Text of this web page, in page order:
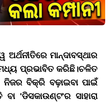
ଅର୍ଥନୀତିରେ ମାନ୍ଦାବସ୍ଥାର
ପ୍ରଭାବିତ କରିଛି।ଚଳିତ
ନିଜର ବିକ୍ରି ବଢ଼ାଇବା ପାଇଁ
'ଡିସକାଉଣ୍ଟ'ର ସାହାରା